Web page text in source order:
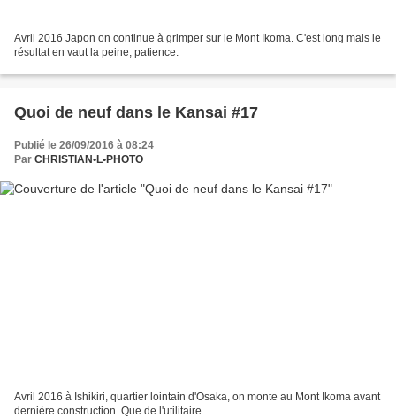
Avril 2016 Japon on continue à grimper sur le Mont Ikoma. C'est long mais le
résultat en vaut la peine, patience.
Quoi de neuf dans le Kansai #17
Publié le 26/09/2016 à 08:24
Par CHRISTIAN•L•PHOTO
Avril 2016 à Ishikiri, quartier lointain d'Osaka, on monte au Mont Ikoma avant
dernière construction. Que de l'utilitaire…